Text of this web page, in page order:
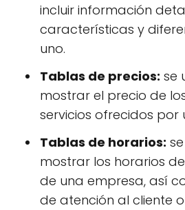
incluir información
características y
uno.
Tablas de precios: se
mostrar el precio de
servicios ofrecidos por
Tablas de horarios:
mostrar los horarios
de una empresa, así
de atención al cliente